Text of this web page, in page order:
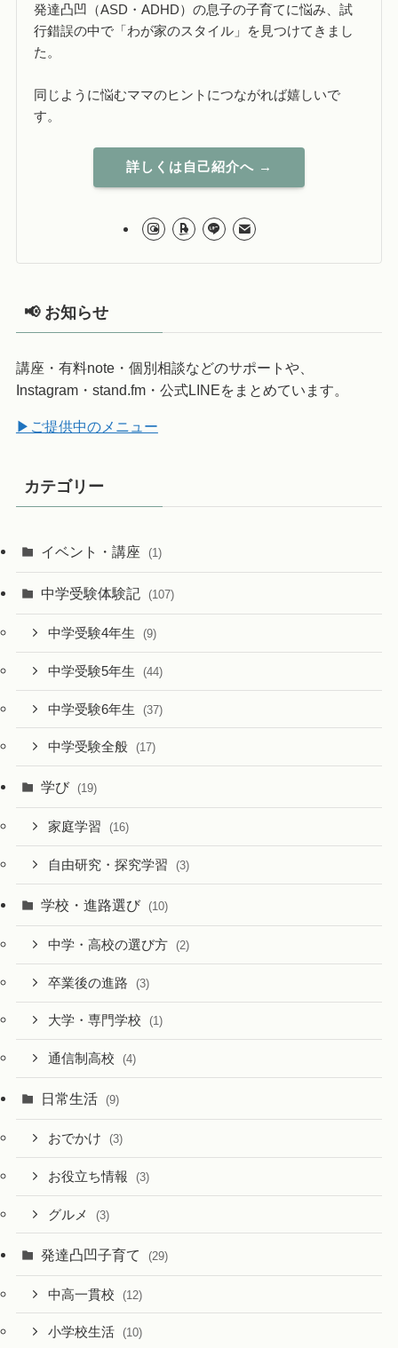
発達凸凹（ASD・ADHD）の息子の子育てに悩み、試
行錯誤の中で「わが家のスタイル」を見つけてきまし
た。
同じように悩むママのヒントにつながれば嬉しいで
す。
詳しくは自己紹介へ →
📢 お知らせ
講座・有料note・個別相談などのサポートや、
Instagram・stand.fm・公式LINEをまとめています。
▶ご提供中のメニュー
カテゴリー
イベント・講座 (1)
中学受験体験記 (107)
中学受験4年生 (9)
中学受験5年生 (44)
中学受験6年生 (37)
中学受験全般 (17)
学び (19)
家庭学習 (16)
自由研究・探究学習 (3)
学校・進路選び (10)
中学・高校の選び方 (2)
卒業後の進路 (3)
大学・専門学校 (1)
通信制高校 (4)
日常生活 (9)
おでかけ (3)
お役立ち情報 (3)
グルメ (3)
発達凸凹子育て (29)
中高一貫校 (12)
小学校生活 (10)